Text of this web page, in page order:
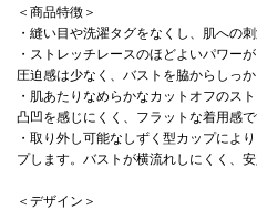
＜商品特徴＞
・縫い目や洗濯タグをなくし、肌への
・ストレッチレースのほどよいパワー
圧迫感は少なく、バストを脇からしっか
・肌あたりなめらかなカットオフのス
凸凹を感じにくく、フラットな着用感で
・取り外し可能なしずく型カップによ
プします。バストが横流れしにくく、安
＜デザイン＞